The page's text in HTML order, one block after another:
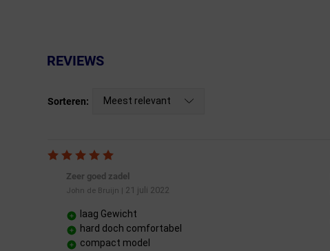
REVIEWS
Sorteren: Meest relevant
Zeer goed zadel
John de Bruijn | 21 juli 2022
laag Gewicht
hard doch comfortabel
compact model